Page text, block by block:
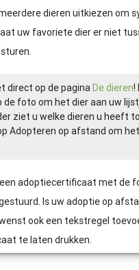
dieren uitkiezen om
uw favoriete dier er niet
direct op de paginaDe dieren!
de foto om het dier aan uw
ziet u welke dieren u heeft
Adopteren op afstand om
adoptiecertificaat met de
Is uw adoptie op
ook een tekstregel
te laten drukken.